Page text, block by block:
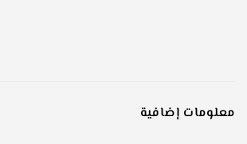
معلومات إضافية